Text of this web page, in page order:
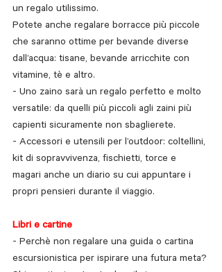
un regalo utilissimo.
Potete anche regalare borracce più piccole
che saranno ottime per bevande diverse
dall’acqua: tisane, bevande arricchite con
vitamine, tè e altro.
- Uno zaino sarà un regalo perfetto e molto
versatile: da quelli più piccoli agli zaini più
capienti sicuramente non sbaglierete.
- Accessori e utensili per l’outdoor: coltellini,
kit di sopravvivenza, fischietti, torce e
magari anche un diario su cui appuntare i
propri pensieri durante il viaggio.
Libri e cartine
- Perchè non regalare una guida o cartina
escursionistica per ispirare una futura meta?